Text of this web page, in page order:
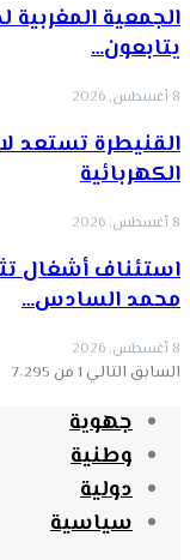
يتابعون…
8 أغسطس, 2026
القنيطرة تستعد
الكهربائية
8 أغسطس, 2026
استئناف أشغال
محمد السادس…
8 أغسطس, 2026
السابق التالي 1 من 7٬295
جهوية
وطنية
دولية
سياسية